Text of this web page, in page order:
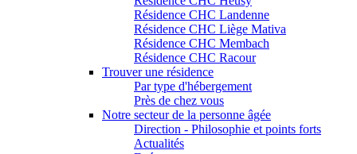
Résidence CHC Landenne
Résidence CHC Liège Mativa
Résidence CHC Membach
Résidence CHC Racour
Trouver une résidence
Par type d'hébergement
Près de chez vous
Notre secteur de la personne âgée
Direction - Philosophie et points forts
Actualités